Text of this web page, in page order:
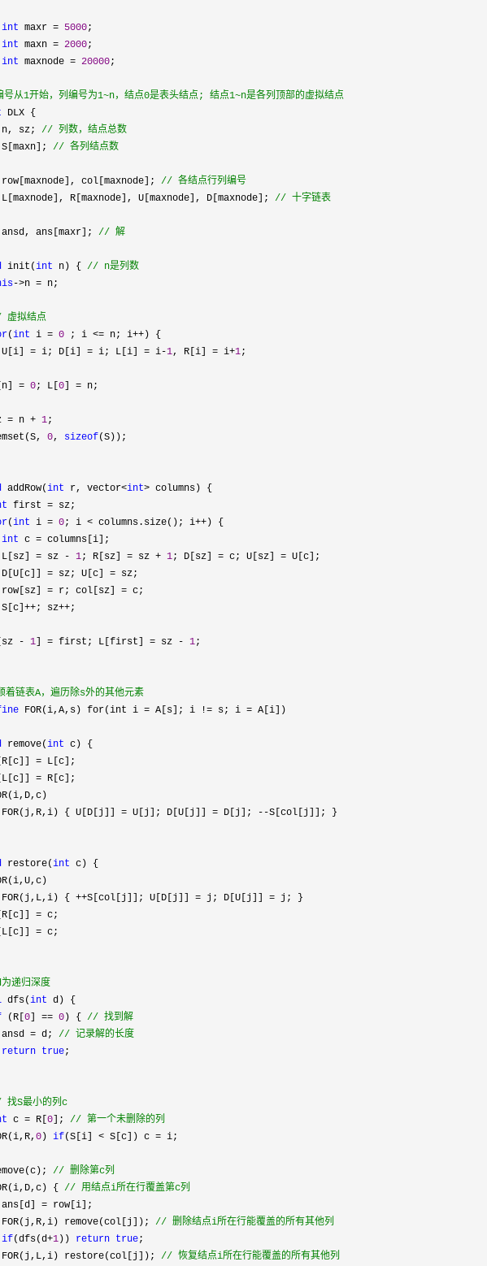
int maxr = 5000
int maxn = 2000
int maxnode = 20000
号从1开始，列编号为1~n，结点0是表头结点; 结点1~n是各列顶部的虚拟结点
n, sz; // 列数，结点总数
S[maxn]; // 各列结点数
row[maxnode], col[maxnode]; // 各结点行列编号
L[maxnode], R[maxnode], U[maxnode], D[maxnode]; // 十字链表
ansd, ans[maxr]; // 解
init(int n) { // n是列数
->n =
虚拟结点
(int i = 0 ; i <= n; i++
= i; D[i] = i; L[i] = i-
1, R[i] = i+1
=
0; L[ 0 ] =
= n +
1
0, sizeof
addRow(int r, vector<int>
first =
(int i = 0; i < columns.size(); i++
int c =
= sz -
1; R[sz] = sz + 1; D[sz] = c; U[sz] =
= sz; U[c] =
= r; col[sz] =
sz++
-
1 ] = first; L[first] = sz - 1
着链表A，遍历除s外的其他元素
remove(int
=
=
{ U[D[j]] = U[j]; D[U[j]] = D[j]; --
restore(int
{ ++S[col[j]]; U[D[j]] = j; D[U[j]] =
=
=
递归深度
dfs(int
(R[ 0 ] == 0 ) { // 找到解
= d;
// 记录解的长度
return true
找S最小的列c
c = R[ 0 ]; // 第一个未删除的列
0 ) if(S[i] < S[c]) c =
// 删除第c列
{
// 用结点i所在行覆盖第c列
=
remove(col[j]);
// 删除结点i所在行能覆盖的所有其他列
if(dfs(d+1 )) return true
restore(col[j]);
// 恢复结点i所在行能覆盖的所有其他列